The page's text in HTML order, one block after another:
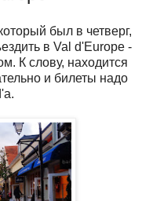
был в четверг,
в Val d'Europe -
К слову, находится
и билеты надо